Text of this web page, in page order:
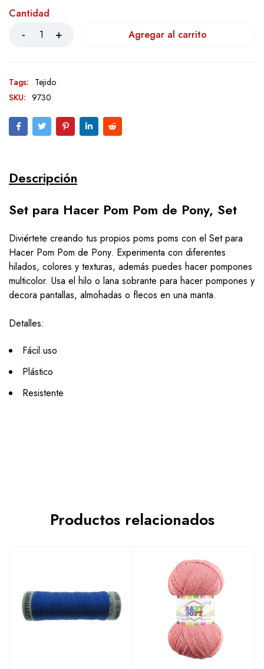
Cantidad
Agregar al carrito
Tags: Tejido
SKU: 9730
Descripción
Set para Hacer Pom Pom de Pony, Set
Diviértete creando tus propios poms poms con el Set para
Hacer Pom Pom de Pony. Experimenta con diferentes
hilados, colores y texturas, además puedes hacer pompones
multicolor. Usa el hilo o lana sobrante para hacer pompones y
decora pantallas, almohadas o flecos en una manta.
Detalles:
Fácil uso
Plástico
Resistente
Productos relacionados